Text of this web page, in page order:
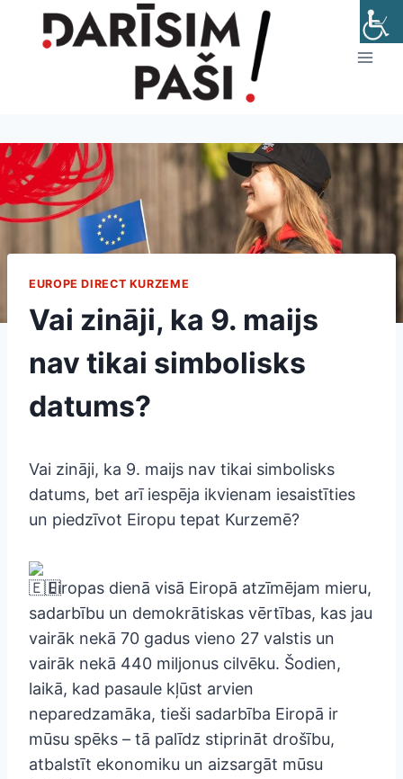
EUROPE DIRECT KURZEME
Vai zināji, ka 9. maijs
nav tikai simbolisks
datums?
Vai zināji, ka 9. maijs nav tikai simbolisks
datums, bet arī iespēja ikvienam iesaistīties
un piedzīvot Eiropu tepat Kurzemē?
Eiropas dienā visā Eiropā atzīmējam mieru,
sadarbību un demokrātiskas vērtības, kas jau
vairāk nekā 70 gadus vieno 27 valstis un
vairāk nekā 440 miljonus cilvēku. Šodien,
laikā, kad pasaule kļūst arvien
neparedzamāka, tieši sadarbība Eiropā ir
mūsu spēks – tā palīdz stiprināt drošību,
atbalstīt ekonomiku un aizsargāt mūsu